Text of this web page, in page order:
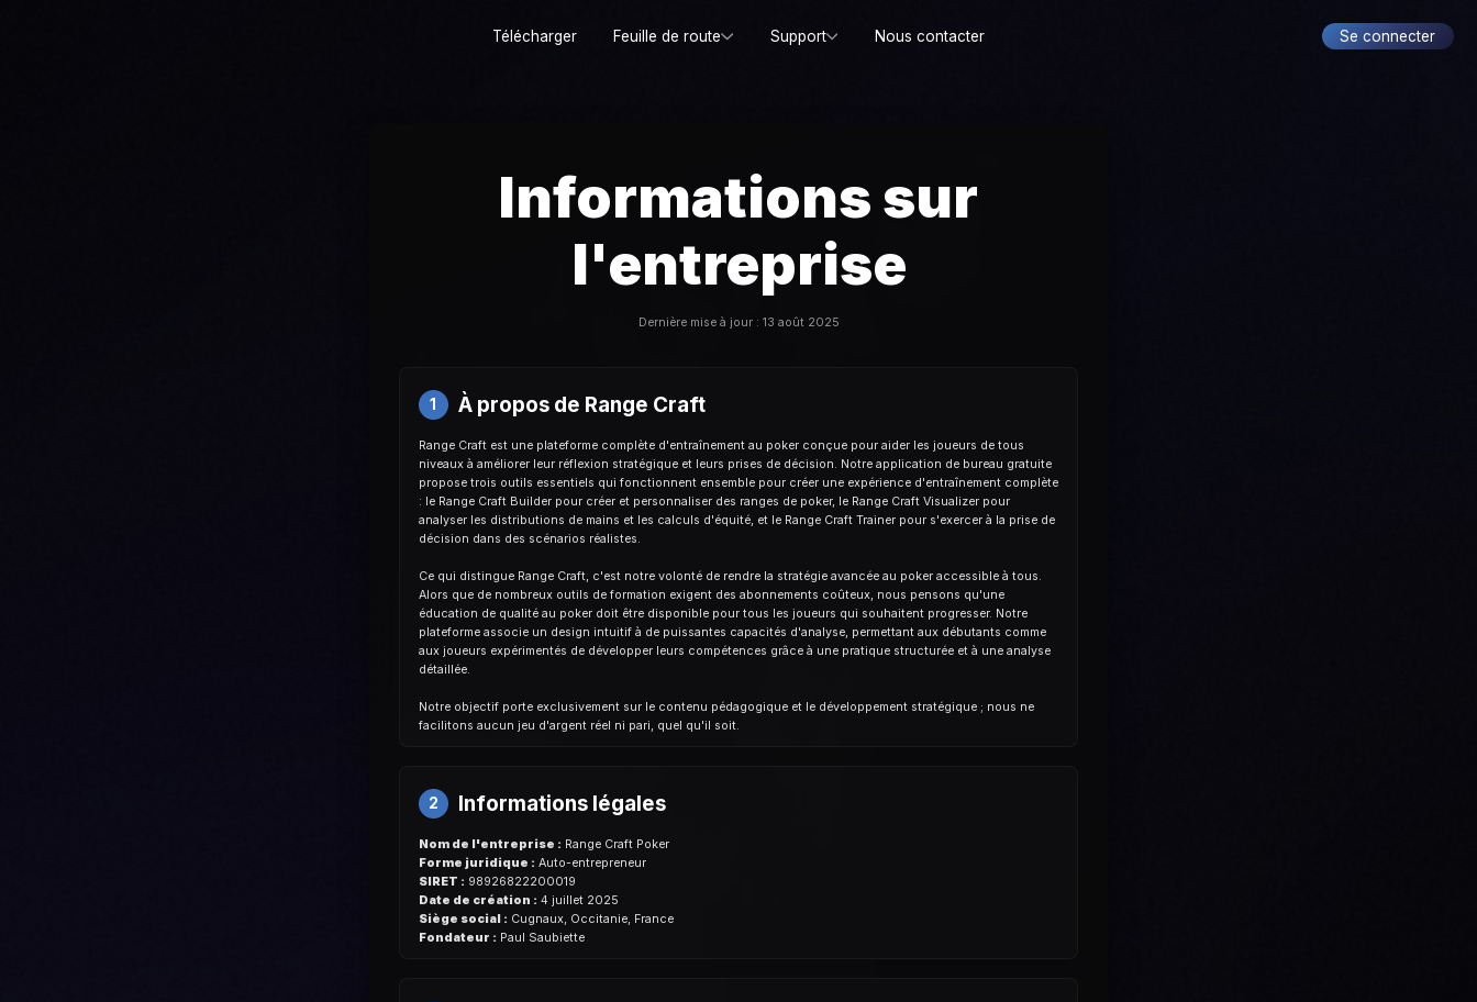
Se connecter
Télécharger Feuille de route Support Nous contacter
Informations sur
l'entreprise
Dernière mise à jour : 13 août 2025
1 À propos de Range Craft
Range Craft est une plateforme complète d'entraînement au poker conçue pour aider les joueurs de tous
niveaux à améliorer leur réflexion stratégique et leurs prises de décision. Notre application de bureau gratuite
propose trois outils essentiels qui fonctionnent ensemble pour créer une expérience d'entraînement complète
: le Range Craft Builder pour créer et personnaliser des ranges de poker, le Range Craft Visualizer pour
analyser les distributions de mains et les calculs d'équité, et le Range Craft Trainer pour s'exercer à la prise de
décision dans des scénarios réalistes.
Ce qui distingue Range Craft, c'est notre volonté de rendre la stratégie avancée au poker accessible à tous.
Alors que de nombreux outils de formation exigent des abonnements coûteux, nous pensons qu'une
éducation de qualité au poker doit être disponible pour tous les joueurs qui souhaitent progresser. Notre
plateforme associe un design intuitif à de puissantes capacités d'analyse, permettant aux débutants comme
aux joueurs expérimentés de développer leurs compétences grâce à une pratique structurée et à une analyse
détaillée.
Notre objectif porte exclusivement sur le contenu pédagogique et le développement stratégique ; nous ne
facilitons aucun jeu d'argent réel ni pari, quel qu'il soit.
2 Informations légales
Nom de l'entreprise : Range Craft Poker
Forme juridique : Auto-entrepreneur
SIRET : 98926822200019
Date de création : 4 juillet 2025
Siège social : Cugnaux, Occitanie, France
Fondateur : Paul Saubiette